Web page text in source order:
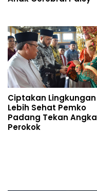
Ciptakan Lingkungan
Lebih Sehat Pemko
Padang Tekan Angka
Perokok